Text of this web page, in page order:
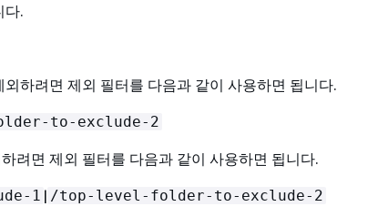
다.
하려면 제외 필터를 다음과 같이 사용하면 됩니다.
to-exclude-2
려면 제외 필터를 다음과 같이 사용하면 됩니다.
1 | /top-level-folder-to-exclude-2